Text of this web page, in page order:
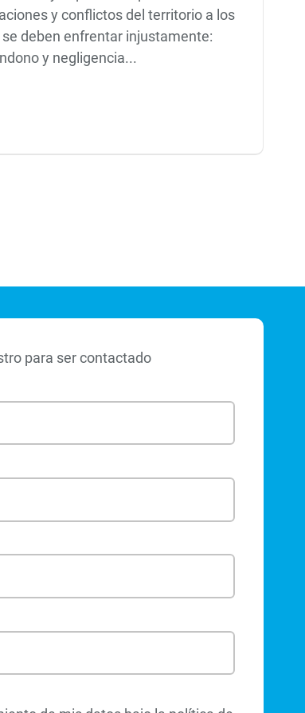
y conflictos del territorio a los
deben enfrentar injustamente:
y negligencia...
para ser contactado